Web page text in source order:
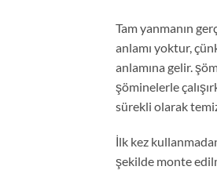
Tam yanmanın
anlamı yoktur,
anlamına gelir.
şöminelerle
sürekli olarak
İlk kez
şekilde monte